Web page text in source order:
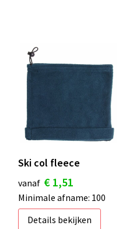
Ski col fleece
vanaf € 1,51
Minimale afname: 100
Details bekijken